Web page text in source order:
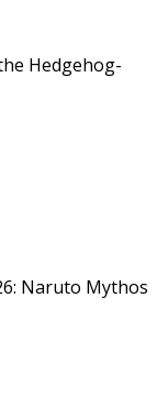
Hedgehog-
Naruto Mythos